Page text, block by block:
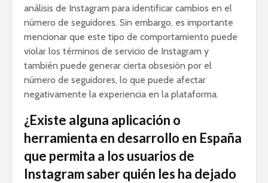
análisis de Instagram para identificar cambios en el
número de seguidores. Sin embargo, es importante
mencionar que este tipo de comportamiento puede
violar los términos de servicio de Instagram y
también puede generar cierta obsesión por el
número de seguidores, lo que puede afectar
negativamente la experiencia en la plataforma.
¿Existe alguna aplicación o
herramienta en desarrollo en España
que permita a los usuarios de
Instagram saber quién les ha dejado